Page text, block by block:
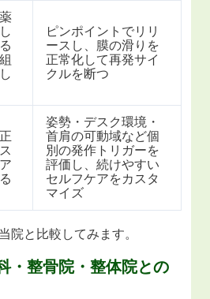
ピンポイントでリリ
ースし、膜の滑りを
正常化して再発サイ
クルを断つ
姿勢・デスク環境・
首肩の可動域など個
別の発作トリガーを
評価し、続けやすい
セルフケアをカスタ
マイズ
院と比較してみます。
・整骨院・整体院との